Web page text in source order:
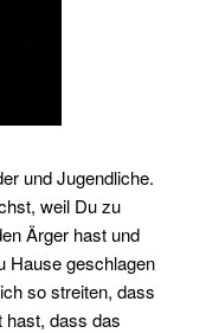
und Jugendliche.
weil Du zu
Ärger hast und
Hause geschlagen
so streiten, dass
dass das